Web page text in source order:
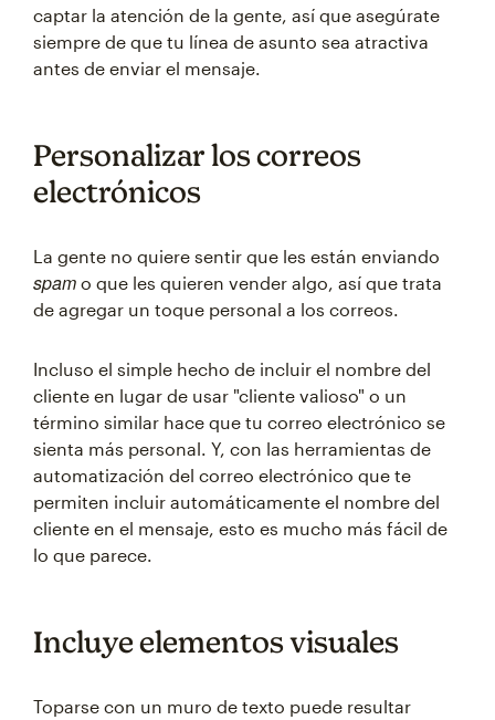
captar la atención de la gente, así que asegúrate
siempre de que tu línea de asunto sea atractiva
antes de enviar el mensaje.
Personalizar los correos
electrónicos
La gente no quiere sentir que les están enviando
spam o que les quieren vender algo, así que trata
de agregar un toque personal a los correos.
Incluso el simple hecho de incluir el nombre del
cliente en lugar de usar "cliente valioso" o un
término similar hace que tu correo electrónico se
sienta más personal. Y, con las herramientas de
automatización del correo electrónico que te
permiten incluir automáticamente el nombre del
cliente en el mensaje, esto es mucho más fácil de
lo que parece.
Incluye elementos visuales
Toparse con un muro de texto puede resultar